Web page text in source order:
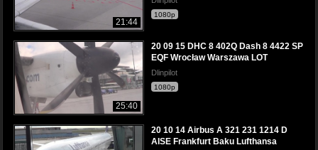
21:44
1080p
25:40
20 09 15 DHC 8 402Q Dash 8 4422 SP
EQF Wrocław Warszawa LOT
Dlinpilot
1080p
20 10 14 Airbus A 321 231 1214 D
AISE Frankfurt Baku Lufthansa